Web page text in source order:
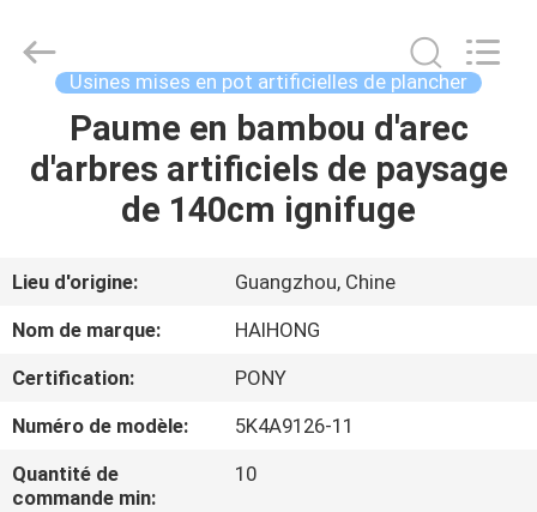
MAISON
PRODUITS
VIDÉOS
PROPOS
DE
NOUS
Developed
Usines mises en pot artificielles de plancher
Paume en bambou d'arec
d'arbres artificiels de paysage
de 140cm ignifuge
Lieu d'origine:
Guangzhou, Chine
Nom de marque:
HAIHONG
Certification:
PONY
Numéro de modèle:
5K4A9126-11
Quantité de
commande min:
10